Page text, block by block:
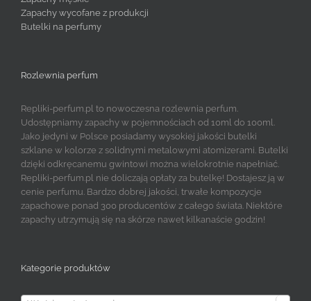
Zapachy wycofane z produkcji
Butelki na perfumy
Rozlewnia perfum
Repliki-perfum.pl to nowoczesna rozlewnia perfum.
Udostępniamy zapachy w pojemnościach od 10ml do 100ml.
Jako jedyni w Polsce posiadamy wysokiej jakości butelki
szklane w kolorze z solidnymi metalowymi atomizerami. Butelki
dzięki odkręcanemu gwintowi można wielokrotnie napełniać.
Repliki-perfum.pl nie doliczają opłaty za butelkę! Dostajesz ją w
cenie perfumu. Bardzo dobrej jakości, trwałe kompozycje
zapachowe ponad 300 producentów z całego świata. Niektóre
zapachy utrzymują się na skórze nawet kilkanaście godzin!
Kategorie produktów